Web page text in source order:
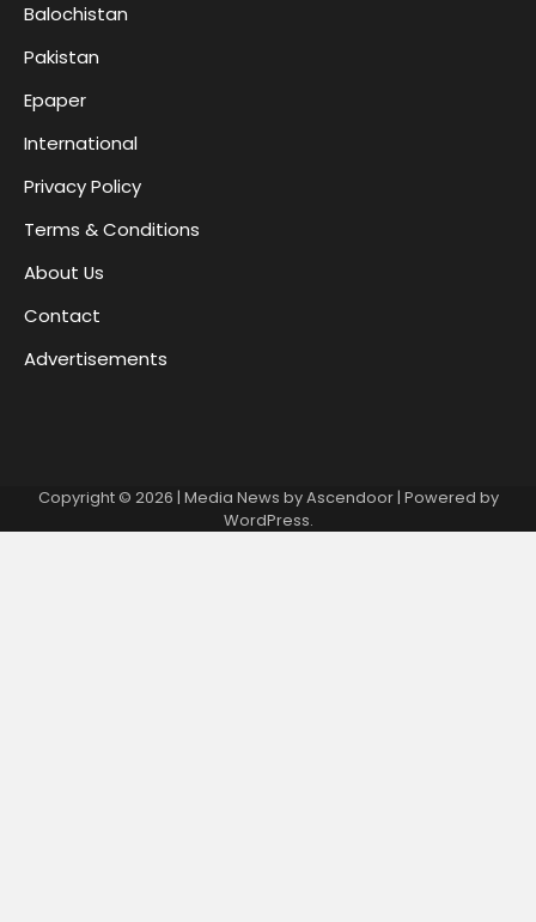
Balochistan
Pakistan
Epaper
International
Privacy Policy
Terms & Conditions
About Us
Contact
Advertisements
Copyright © 2026 | Media News byAscendoor| Powered by
WordPress.